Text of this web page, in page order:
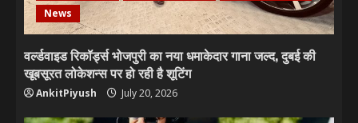
News
वर्ल्डवाइड रिकॉर्ड्स भोजपुरी का नया धमाकेदार गाना जल्द, दुबई की
खूबसूरत लोकेशन्स पर हो रही है शूटिंग
AnkitPiyush July 20, 2026